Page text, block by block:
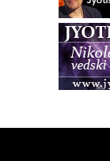
Zagreb+Online
Osnovni
Access